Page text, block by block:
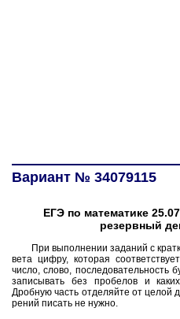
Вариант № 34079115
ЕГЭ по математике
резервный
При вы­пол­не­нии за­да­ний с
ве­та цифру, ко­то­рая
число, слово, по­сле­до­ва­тель­ность
за­пи­сы­вать без про­бе­лов и
Дроб­ную часть от­де­ляй­те от
ре­ний пи­сать не нужно.